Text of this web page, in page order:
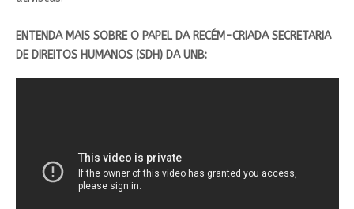
ENTENDA MAIS SOBRE O PAPEL DA RECÉM-CRIADA SECRETARIA
DE DIREITOS HUMANOS (SDH) DA UNB: